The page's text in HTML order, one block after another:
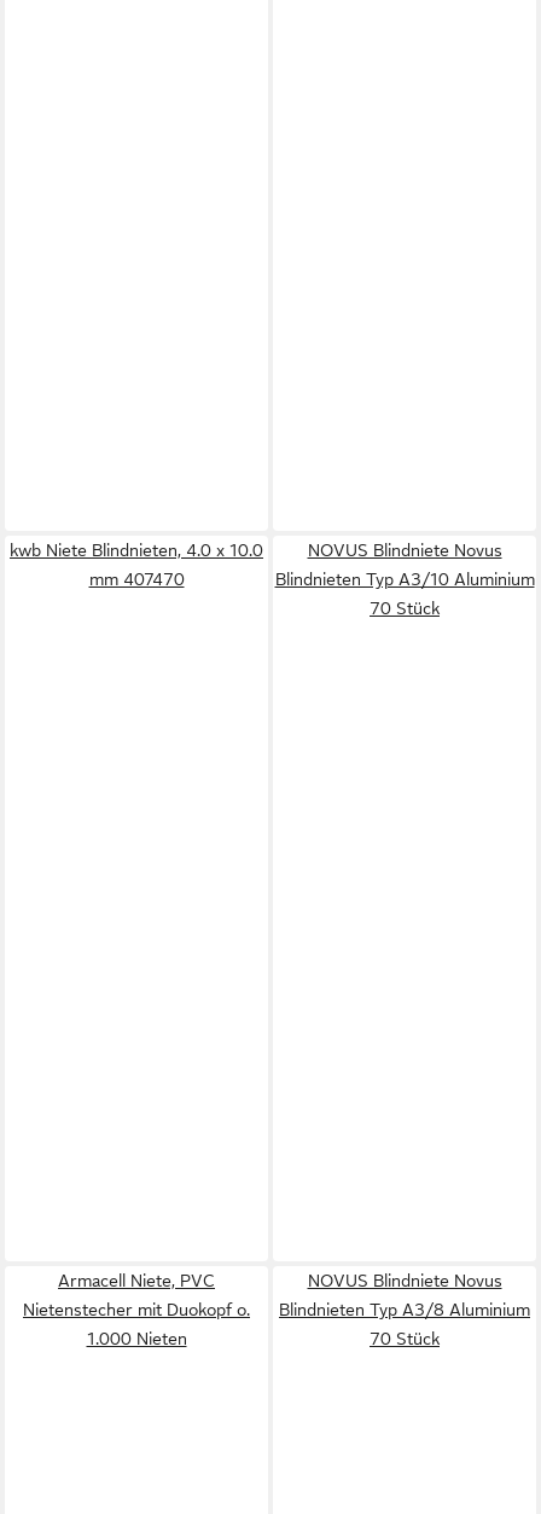
kwb Niete Blindnieten, 4.0 x 10.0
mm 407470
NOVUS Blindniete Novus
Blindnieten Typ A3/10 Aluminium
70 Stück
Armacell Niete, PVC
Nietenstecher mit Duokopf o.
1.000 Nieten
NOVUS Blindniete Novus
Blindnieten Typ A3/8 Aluminium
70 Stück